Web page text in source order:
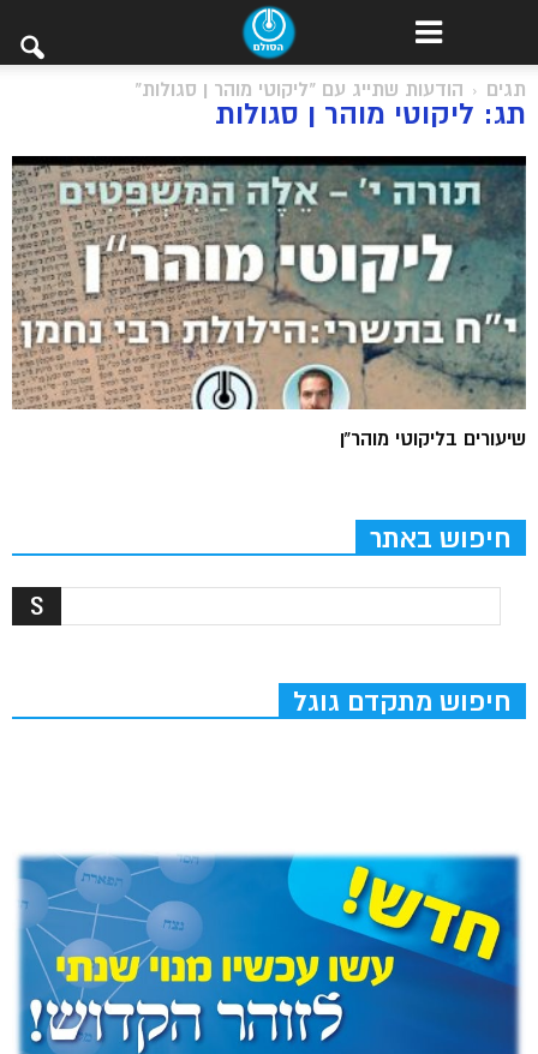
תגים הודעות שתייג עם "ליקוטי מוהר ן סגולות"
תג: ליקוטי מוהר ן סגולות
שיעורים בליקוטי מוהר”ן
חיפוש באתר
חיפוש מתקדם גוגל